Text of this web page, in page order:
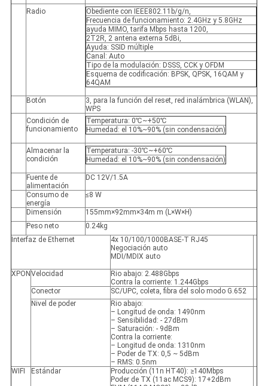
Radio
Obediente con IEEE802.11b/g/n,
Frecuencia de funcionamiento: 2.4GHz y 5.8GHz
ayuda MIMO, tarifa Mbps hasta 1200,
2T2R, 2 antena externa 5dBi,
Ayuda: SSID múltiple
Canal: Auto
Tipo de la modulación: DSSS, CCK y OFDM
Esquema de codificación: BPSK, QPSK, 16QAM y
64QAM
Botón
3, para la función del reset, red inalámbrica (WLAN),
WPS
Condición de
funcionamiento
Temperatura: 0℃~+50℃
Humedad: el 10%~90% (sin condensación)
Almacenar la
condición
Temperatura: -30℃~+60℃
Humedad: el 10%~90% (sin condensación)
Fuente de
alimentación
DC 12V/1.5A
Consumo de
energía
≤8 W
Dimensión
155mm×92mm×34m m (L×W×H)
Peso neto
0.24kg
Interfaz de Ethernet
4x 10/100/1000BASE-T RJ45
Negociación auto
MDI/MDIX auto
XPON Velocidad
Rio abajo: 2.488Gbps
Contra la corriente: 1.244Gbps
Conector
SC/UPC, coleta, fibra del solo modo G.652
Nivel de poder
Rio abajo:
– Longitud de onda: 1490nm
– Sensibilidad: - 27dBm
– Saturación: - 9dBm
Contra la corriente:
– Longitud de onda: 1310nm
– Poder de TX: 0,5 ~ 5dBm
– RMS: 0.5nm
WIFI
Estándar
Producción (11n HT40): ≥140Mbps
Poder de TX (11ac MCS9): 17+2dBm